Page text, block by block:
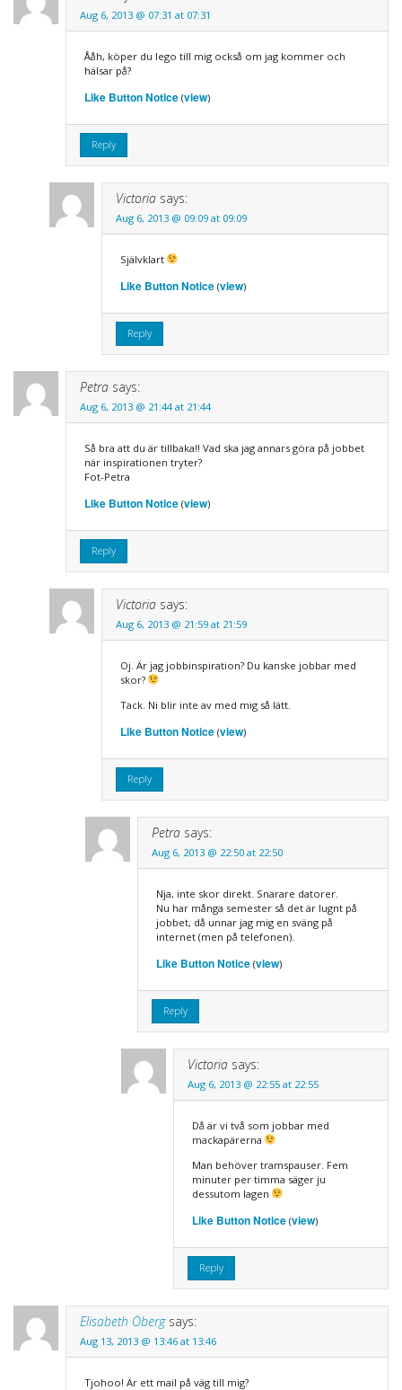
Aug 6, 2013 @ 07:31 at 07:31
Ååh, köper du lego till mig också om jag kommer och
hälsar på?
Like Button Notice(view)
Reply
Victoria says:
Aug 6, 2013 @ 09:09 at 09:09
Självklart
Like Button Notice(view)
Reply
Petra says:
Aug 6, 2013 @ 21:44 at 21:44
Så bra att du är tillbaka!! Vad ska jag annars göra på jobbet
när inspirationen tryter?
Fot-Petra
Like Button Notice(view)
Reply
Victoria says:
Aug 6, 2013 @ 21:59 at 21:59
Oj. Är jag jobbinspiration? Du kanske jobbar med
skor?
Tack. Ni blir inte av med mig så lätt.
Like Button Notice(view)
Reply
Petra says:
Aug 6, 2013 @ 22:50 at 22:50
Nja, inte skor direkt. Snarare datorer.
Nu har många semester så det är lugnt på
jobbet, då unnar jag mig en sväng på
internet (men på telefonen).
Like Button Notice(view)
Reply
Victoria says:
Aug 6, 2013 @ 22:55 at 22:55
Då är vi två som jobbar med
mackapärerna
Man behöver tramspauser. Fem
minuter per timma säger ju
dessutom lagen
Like Button Notice(view)
Reply
Elisabeth Öberg says:
Aug 13, 2013 @ 13:46 at 13:46
Tjohoo! Är ett mail på väg till mig?